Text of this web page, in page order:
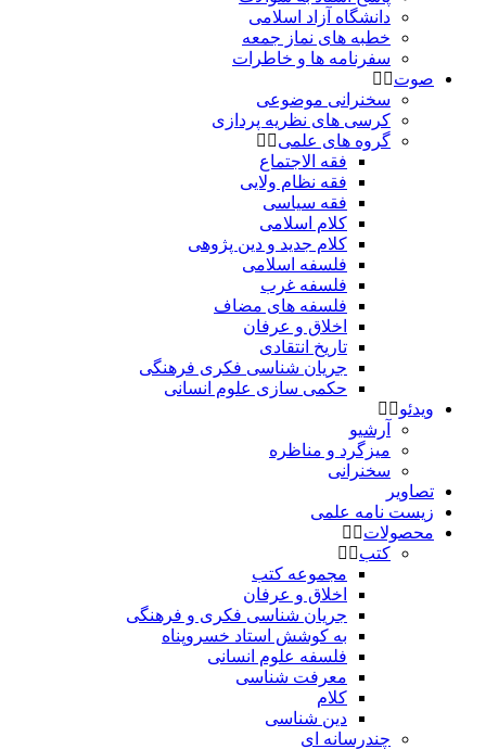
دانشگاه آزاد اسلامی
خطبه های نماز جمعه
سفرنامه ها و خاطرات
صوت
سخنرانی موضوعی
کرسی های نظریه پردازی
گروه های علمی
فقه الاجتماع
فقه نظام ولایی
فقه سیاسی
کلام اسلامی
کلام جدید و دین پژوهی
فلسفه اسلامی
فلسفه غرب
فلسفه های مضاف
اخلاق و عرفان
تاریخ انتقادی
جریان شناسی فکری فرهنگی
حکمی سازی علوم انسانی
ویدئو
آرشیو
میزگرد و مناظره
سخنرانی
تصاویر
زیست نامه علمی
محصولات
کتب
مجموعه کتب
اخلاق و عرفان
جریان شناسی فکری و فرهنگی
به کوشش استاد خسروپناه
فلسفه علوم انسانی
معرفت شناسی
کلام
دین شناسی
چندرسانه ای